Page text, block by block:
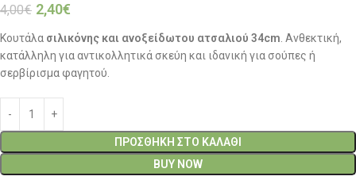
4,00€ 2,40€
Κουτάλα σιλικόνης και ανοξείδωτου ατσαλιού 34cm . Ανθεκτική,
κατάλληλη για αντικολλητικά σκεύη και ιδανική για σούπες ή
σερβίρισμα φαγητού.
ΠΡΟΣΘΉΚΗ ΣΤΟ ΚΑΛΆΘΙ
BUY NOW